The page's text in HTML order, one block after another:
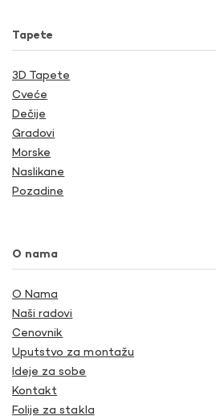
Tapete
3D Tapete
Cveće
Dečije
Gradovi
Morske
Naslikane
Pozadine
O nama
O Nama
Naši radovi
Cenovnik
Uputstvo za montažu
Ideje za sobe
Kontakt
Folije za stakla